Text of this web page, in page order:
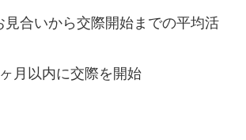
見合いから交際開始までの平均活
月以内に交際を開始